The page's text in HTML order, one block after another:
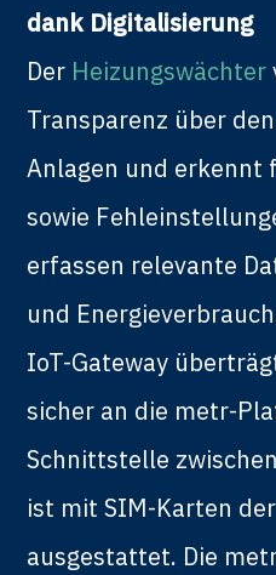
dank Digitalisierung
Der Heizungswächter
Transparenz über
Anlagen und erkennt
sowie
erfassen relevante
und
IoT-Gateway
sicher an die metr-
Schnittstelle
ist mit SIM-Karten
ausgestattet. Die